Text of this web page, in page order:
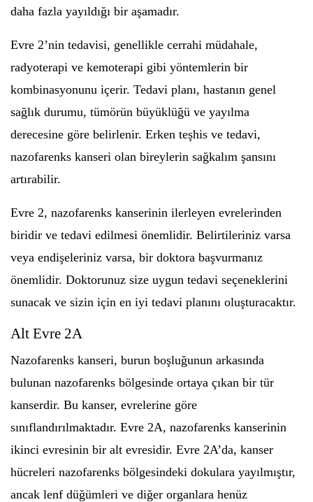
daha fazla yayıldığı bir aşamadır.
Evre 2’nin tedavisi, genellikle cerrahi müdahale,
radyoterapi ve kemoterapi gibi yöntemlerin bir
kombinasyonunu içerir. Tedavi planı, hastanın genel
sağlık durumu, tümörün büyüklüğü ve yayılma
derecesine göre belirlenir. Erken teşhis ve tedavi,
nazofarenks kanseri olan bireylerin sağkalım şansını
artırabilir.
Evre 2, nazofarenks kanserinin ilerleyen evrelerinden
biridir ve tedavi edilmesi önemlidir. Belirtileriniz varsa
veya endişeleriniz varsa, bir doktora başvurmanız
önemlidir. Doktorunuz size uygun tedavi seçeneklerini
sunacak ve sizin için en iyi tedavi planını oluşturacaktır.
Alt Evre 2A
Nazofarenks kanseri, burun boşluğunun arkasında
bulunan nazofarenks bölgesinde ortaya çıkan bir tür
kanserdir. Bu kanser, evrelerine göre
sınıflandırılmaktadır. Evre 2A, nazofarenks kanserinin
ikinci evresinin bir alt evresidir. Evre 2A’da, kanser
hücreleri nazofarenks bölgesindeki dokulara yayılmıştır,
ancak lenf düğümleri ve diğer organlara henüz